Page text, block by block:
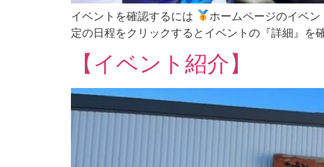
イベントを確認するには ホームページのイベ
定の日程をクリックするとイベントの『詳細』を
【イベント紹介】